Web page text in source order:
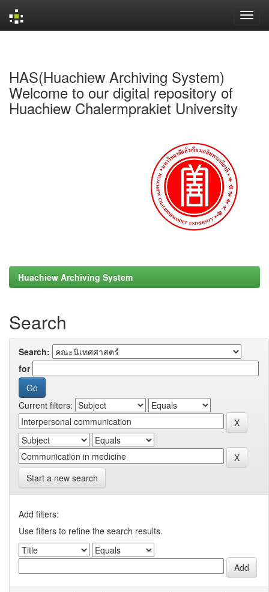
HAS(Huachiew Archiving System)
Welcome to our digital repository of
Huachiew Chalermprakiet University
Huachiew Archiving System
Search
Search:
for
Current filters:
Start a new search
Add filters:
Use filters to refine the search results.